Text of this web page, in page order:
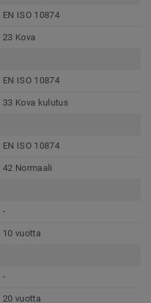
EN ISO 10874
23 Kova
EN ISO 10874
33 Kova kulutus
EN ISO 10874
42 Normaali
-
10 vuotta
-
20 vuotta